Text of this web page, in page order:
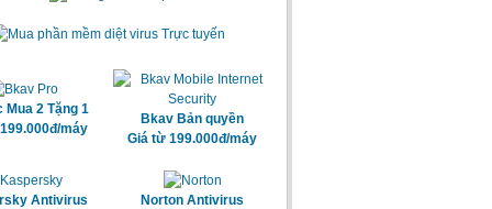
Mua 2 Tặng 1
máy
Bkav Bản quyền
Giá từ 199.000đ/máy
Antivirus
Norton Antivirus